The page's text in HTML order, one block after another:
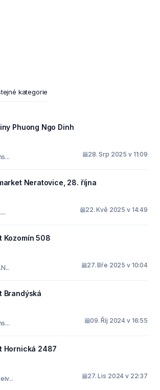
kategorie
Phuong Ngo Dinh
28. Srp 2025 v 11:09
Neratovice, 28. října
22. Kvě 2025 v 14:49
Kozomín 508
27. Bře 2025 v 10:04
Brandýská
09. Říj 2024 v 16:55
Hornická 2487
27. Lis 2024 v 22:37